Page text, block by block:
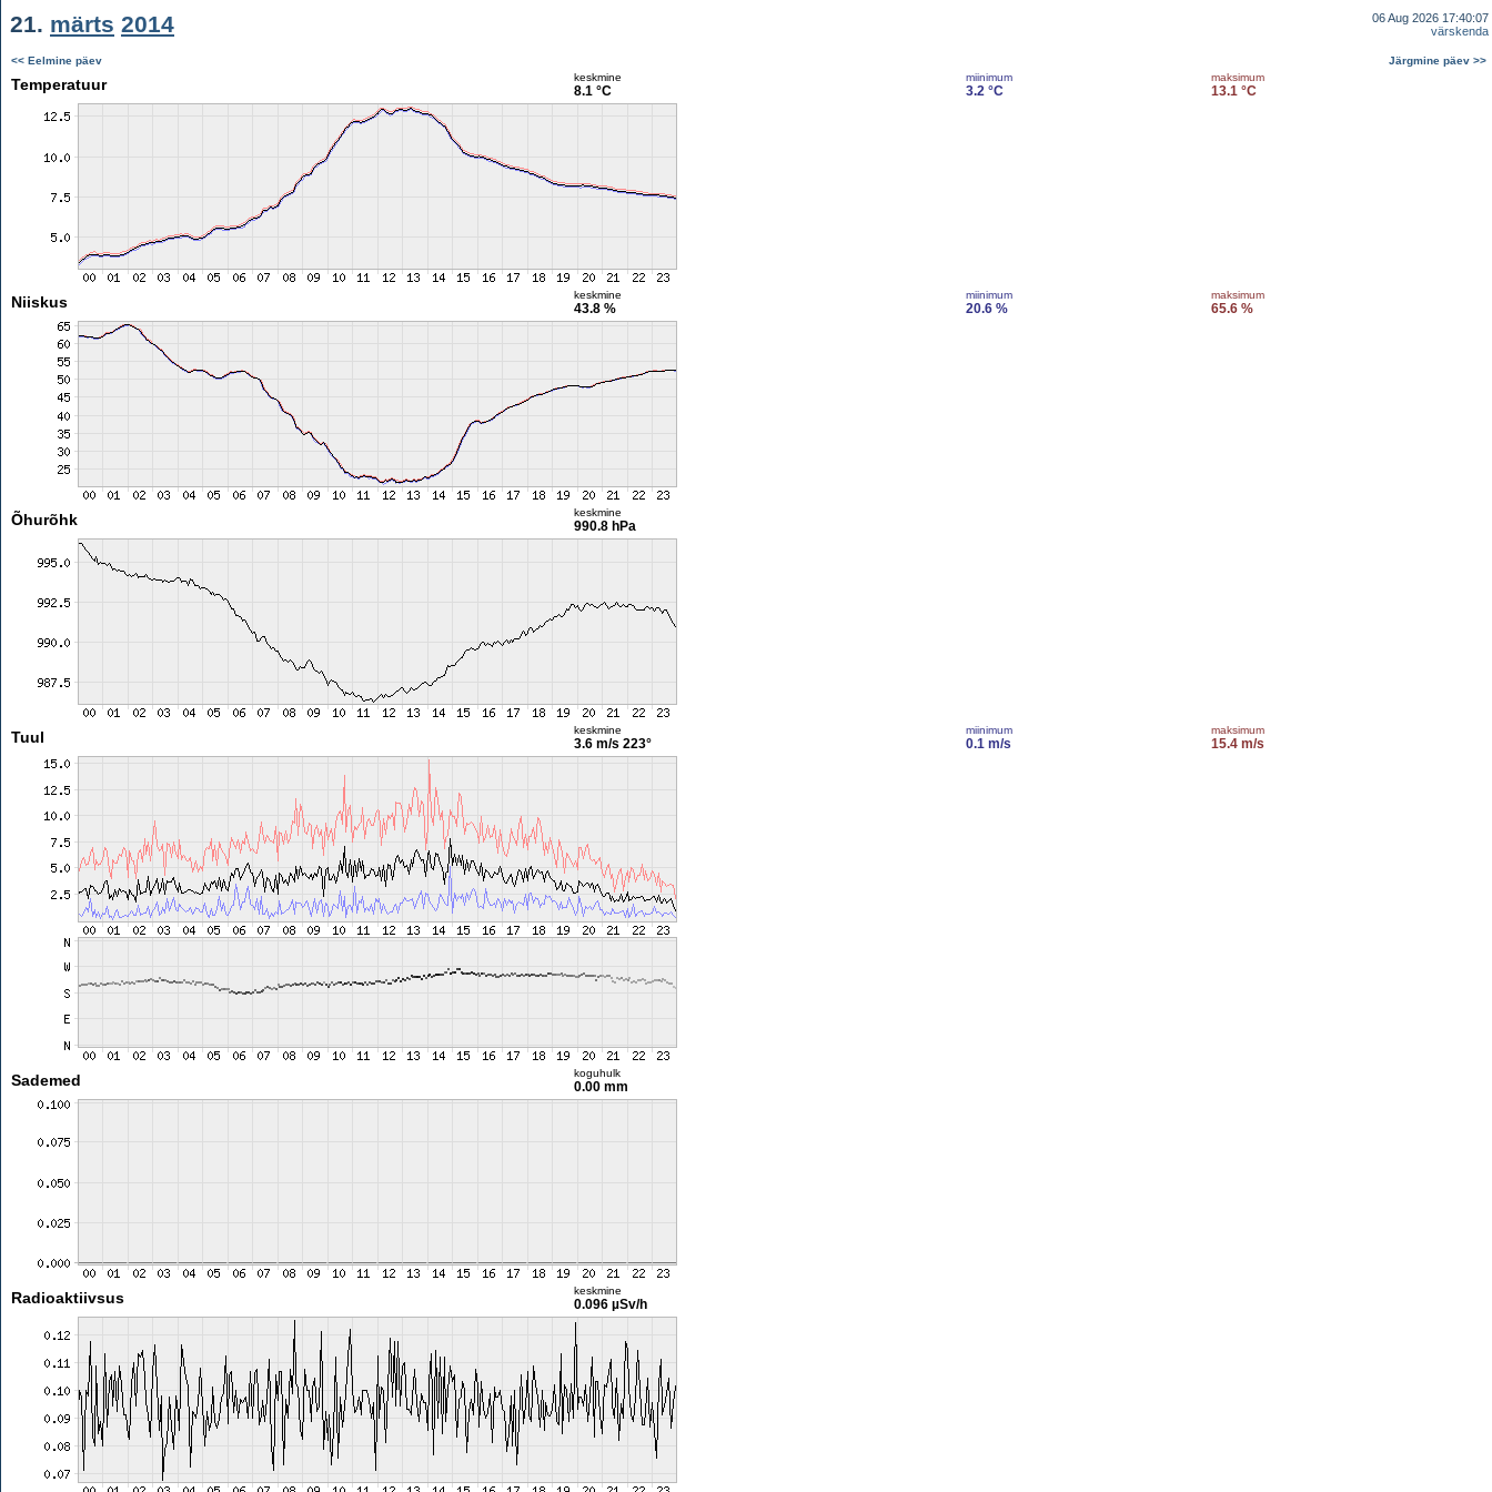
21. märts 2014
06 Aug 2026 17:40:07
värskenda
<< Eelmine päev Järgmine päev >>
Temperatuur keskmine
8.1 °C
miinimum
3.2 °C
maksimum
13.1 °C
Niiskus keskmine
43.8 %
miinimum
20.6 %
maksimum
65.6 %
Õhurõhk keskmine
990.8 hPa
Tuul keskmine
3.6 m/s 223°
miinimum
0.1 m/s
maksimum
15.4 m/s
Sademed koguhulk
0.00 mm
Radioaktiivsus keskmine
0.096 µSv/h